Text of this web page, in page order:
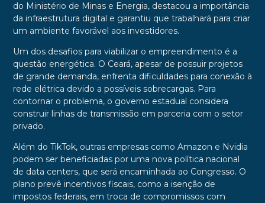
do Ministério de Minas e Energia, destacou a importância
da infraestrutura digital e garantiu que trabalhará para criar
um ambiente favorável aos investidores.
Um dos desafios para viabilizar o empreendimento é a
questão energética. O Ceará, apesar de possuir projetos
de grande demanda, enfrenta dificuldades para conexão à
rede elétrica devido a possíveis sobrecargas. Para
contornar o problema, o governo estadual considera
construir linhas de transmissão em parceria com o setor
privado.
Além do TikTok, outras empresas como Amazon e Nvidia
podem ser beneficiadas por uma nova política nacional
de data centers, que será encaminhada ao Congresso. O
plano prevê incentivos fiscais, como a isenção de
impostos federais, em troca de compromissos com